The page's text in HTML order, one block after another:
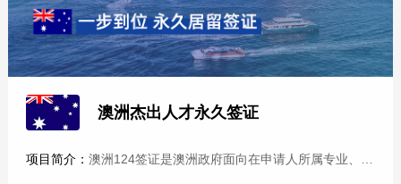
澳洲杰出人才永久签证
项目简介： 澳洲124签证是澳洲政府面向在申请人所属专业、艺术、体育、学术研究等领域里具有国际公认的卓越成就，并且仍然在该领域表现突出的杰出人才授予的一种签证。同时需要由澳大利···